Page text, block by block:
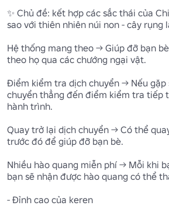
✨ Chủ đề: kết hợp các sắc thái của
sao với thiên nhiên núi non - cây rụng
Hệ thống mang theo → Giúp đỡ bạn
theo họ qua các chướng ngại vật.
Điểm kiểm tra dịch chuyển → Nếu gặp
chuyển thẳng đến điểm kiểm tra tiếp
hành trình.
Quay trở lại dịch chuyển → Có thể
trước đó để giúp đỡ bạn bè.
Nhiều hào quang miễn phí → Mỗi khi
bạn sẽ nhận được hào quang có thể
- Đỉnh cao của keren